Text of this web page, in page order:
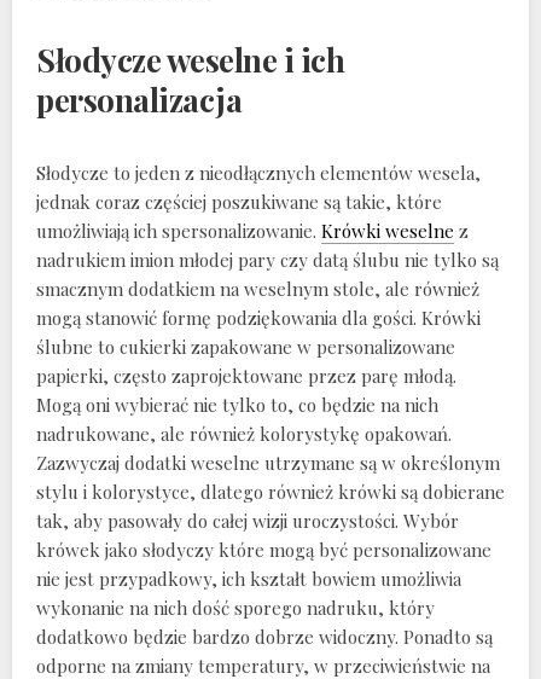
Słodycze weselne i ich
personalizacja
Słodycze to jeden z nieodłącznych elementów wesela,
jednak coraz częściej poszukiwane są takie, które
umożliwiają ich spersonalizowanie. Krówki weselne z
nadrukiem imion młodej pary czy datą ślubu nie tylko są
smacznym dodatkiem na weselnym stole, ale również
mogą stanowić formę podziękowania dla gości. Krówki
ślubne to cukierki zapakowane w personalizowane
papierki, często zaprojektowane przez parę młodą.
Mogą oni wybierać nie tylko to, co będzie na nich
nadrukowane, ale również kolorystykę opakowań.
Zazwyczaj dodatki weselne utrzymane są w określonym
stylu i kolorystyce, dlatego również krówki są dobierane
tak, aby pasowały do całej wizji uroczystości. Wybór
krówek jako słodyczy które mogą być personalizowane
nie jest przypadkowy, ich kształt bowiem umożliwia
wykonanie na nich dość sporego nadruku, który
dodatkowo będzie bardzo dobrze widoczny. Ponadto są
odporne na zmiany temperatury, w przeciwieństwie na